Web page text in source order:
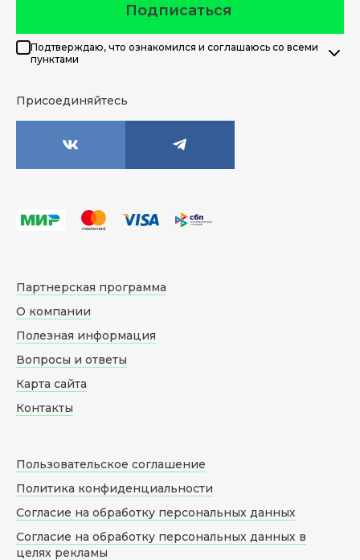
Подписаться
Подтверждаю, что ознакомился и соглашаюсь со всеми
пунктами
Присоединяйтесь
Партнерская программа
О компании
Полезная информация
Вопросы и ответы
Карта сайта
Контакты
Пользовательское соглашение
Политика конфиденциальности
Согласие на обработку персональных данных
Согласие на обработку персональных данных в
целях рекламы